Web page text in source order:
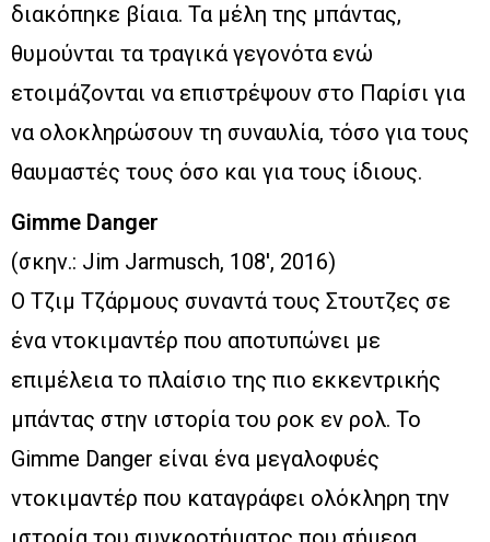
διακόπηκε βίαια. Τα μέλη της μπάντας,
θυμούνται τα τραγικά γεγονότα ενώ
ετοιμάζονται να επιστρέψουν στο Παρίσι για
να ολοκληρώσουν τη συναυλία, τόσο για τους
θαυμαστές τους όσο και για τους ίδιους.
Gimme Danger
(σκην.: Jim Jarmusch, 108′, 2016)
Ο Τζιμ Τζάρμους συναντά τους Στουτζες σε
ένα ντοκιμαντέρ που αποτυπώνει με
επιμέλεια το πλαίσιο της πιο εκκεντρικής
μπάντας στην ιστορία του ροκ εν ρολ. Το
Gimme Danger είναι ένα μεγαλοφυές
ντοκιμαντέρ που καταγράφει ολόκληρη την